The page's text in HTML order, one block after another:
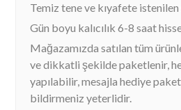
Temiz tene ve kıyafete istenilen
Gün boyu kalıcılık 6-8 saat
Mağazamızda satılan tüm
ve dikkatli şekilde paketlenir,
yapılabilir, mesajla hediye
bildirmeniz yeterlidir.